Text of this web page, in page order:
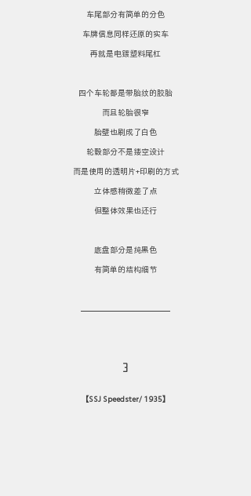
车尾部分有简单的分色
车牌信息同样还原的实车
再就是电镀塑料尾杠
四个车轮都是带胎纹的胶胎
而且轮胎很窄
胎壁也刷成了白色
轮毂部分不是镂空设计
而是使用的透明片+印刷的方式
立体感稍微差了点
但整体效果也还行
底盘部分是纯黑色
有简单的结构细节
3
【SSJ Speedster/ 1935】